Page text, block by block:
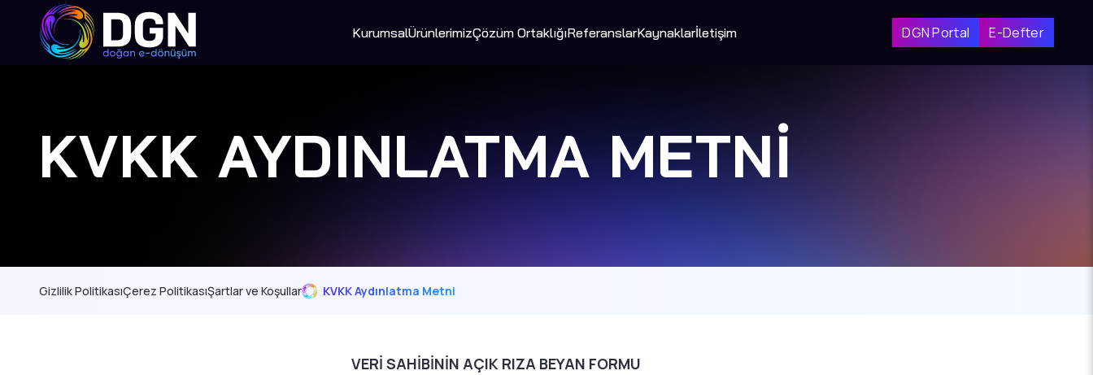
KurumsalÜrünlerimizÇözüm OrtaklığıReferanslarKaynaklarİletişim DGN Portal E-Defter
KVKK AYDINLATMA METNİ
Gizlilik PolitikasıÇerez PolitikasıŞartlar ve Koşullar KVKK Aydınlatma Metni
VERİ SAHİBİNİN AÇIK RIZA BEYAN FORMU